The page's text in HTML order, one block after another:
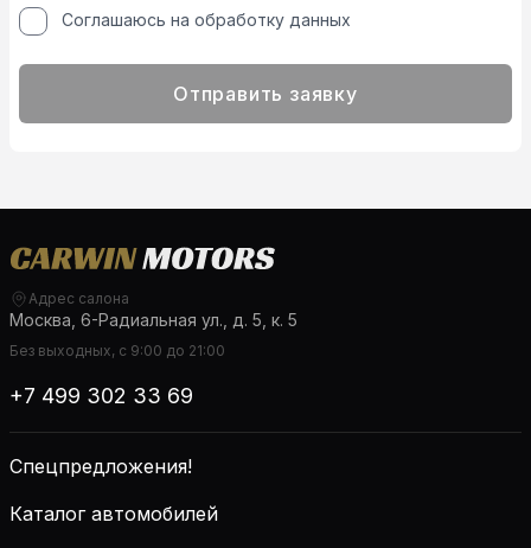
Соглашаюсь на обработку данных
Отправить заявку
Адрес салона
Москва, 6-Радиальная ул., д. 5, к. 5
Без выходных, с 9:00 до 21:00
+7 499 302 33 69
Спецпредложения!
Каталог автомобилей